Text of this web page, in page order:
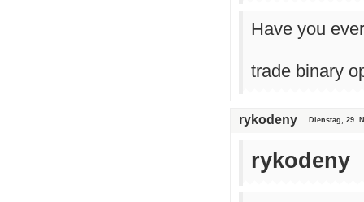
Have you
trade binary
rykodeny Dienstag, 29.
rykodeny